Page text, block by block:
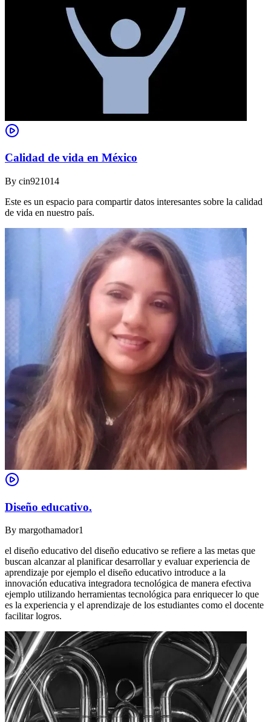
Calidad de vida en México
By cin921014
Este es un espacio para compartir datos interesantes sobre la calidad
de vida en nuestro país.
Diseño educativo.
By margothamador1
el diseño educativo del diseño educativo se refiere a las metas que
buscan alcanzar al planificar desarrollar y evaluar experiencia de
aprendizaje por ejemplo el diseño educativo introduce a la
innovación educativa integradora tecnológica de manera efectiva
ejemplo utilizando herramientas tecnológica para enriquecer lo que
es la experiencia y el aprendizaje de los estudiantes como el docente
facilitar logros.